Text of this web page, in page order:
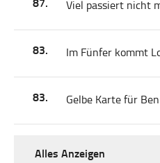
Viel passiert nicht
83. Im Fünfer kommt
83. Gelbe Karte für
Alles Anzeigen